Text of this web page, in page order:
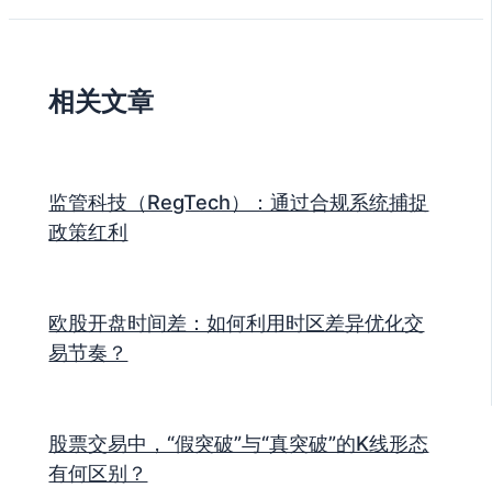
相关文章
监管科技（RegTech）：通过合规系统捕捉
政策红利
欧股开盘时间差：如何利用时区差异优化交
易节奏？
股票交易中，“假突破”与“真突破”的K线形态
有何区别？